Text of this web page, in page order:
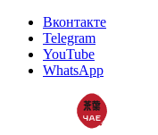
Вконтакте
Telegram
YouTube
WhatsApp